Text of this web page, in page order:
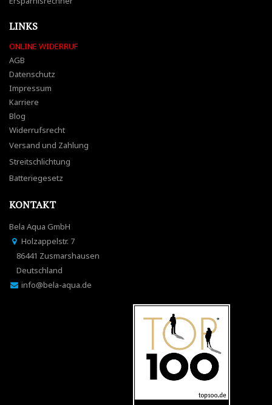
LINKS
ONLINE WIDERRUF
AGB
Datenschutz
Impressum
Karriere
Blog
Widerrufsrecht
Versand und Zahlung
Streitschlichtung
Batteriegesetz
KONTAKT
Bela Aqua GmbH
Holzappelstr. 7
86441 Zusmarshausen
Deutschland
info@bela-aqua.de